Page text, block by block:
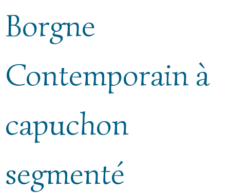
Borgne
Contemporain à
capuchon
segmenté